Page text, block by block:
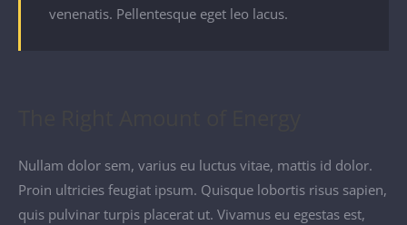
venenatis. Pellentesque eget leo lacus.
Nullam dolor sem, varius eu luctus vitae, mattis id dolor.
Proin ultricies feugiat ipsum. Quisque lobortis risus sapien,
quis pulvinar turpis placerat ut. Vivamus eu egestas est,